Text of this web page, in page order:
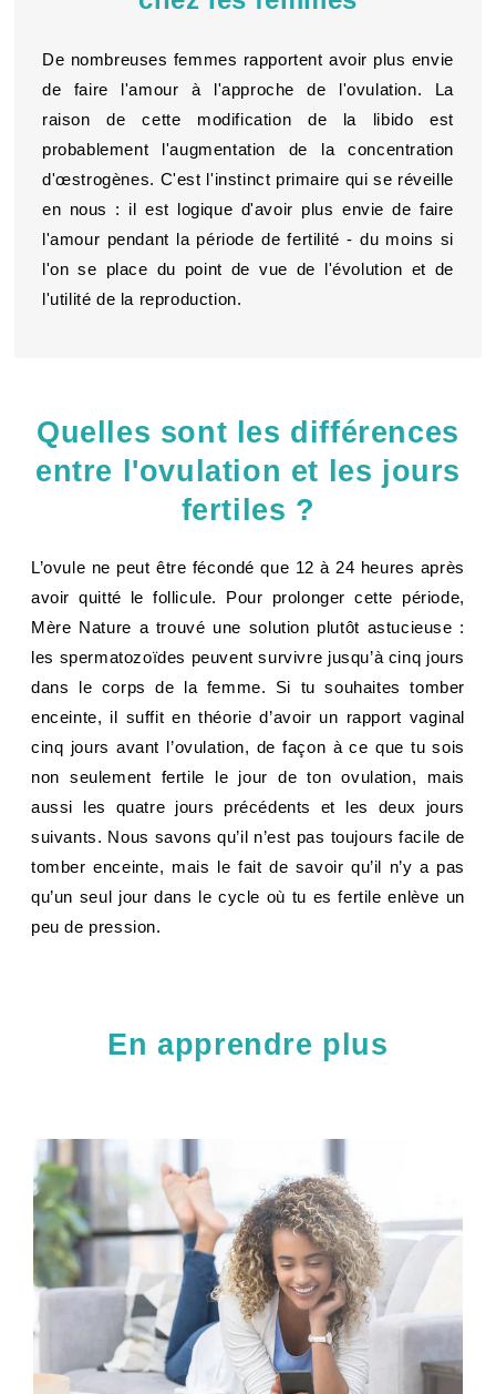
De nombreuses femmes rapportent avoir plus envie
de faire l'amour à l'approche de l'ovulation. La
raison de cette modification de la libido est
probablement l'augmentation de la concentration
d'œstrogènes. C'est l'instinct primaire qui se réveille
en nous : il est logique d'avoir plus envie de faire
l'amour pendant la période de fertilité - du moins si
l'on se place du point de vue de l'évolution et de
l'utilité de la reproduction.
Quelles sont les différences
entre l'ovulation et les jours
fertiles ?
L’ovule ne peut être fécondé que 12 à 24 heures après
avoir quitté le follicule. Pour prolonger cette période,
Mère Nature a trouvé une solution plutôt astucieuse :
les spermatozoïdes peuvent survivre jusqu’à cinq jours
dans le corps de la femme. Si tu souhaites tomber
enceinte, il suffit en théorie d’avoir un rapport vaginal
cinq jours avant l’ovulation, de façon à ce que tu sois
non seulement fertile le jour de ton ovulation, mais
aussi les quatre jours précédents et les deux jours
suivants. Nous savons qu’il n’est pas toujours facile de
tomber enceinte, mais le fait de savoir qu’il n’y a pas
qu’un seul jour dans le cycle où tu es fertile enlève un
peu de pression.
En apprendre plus